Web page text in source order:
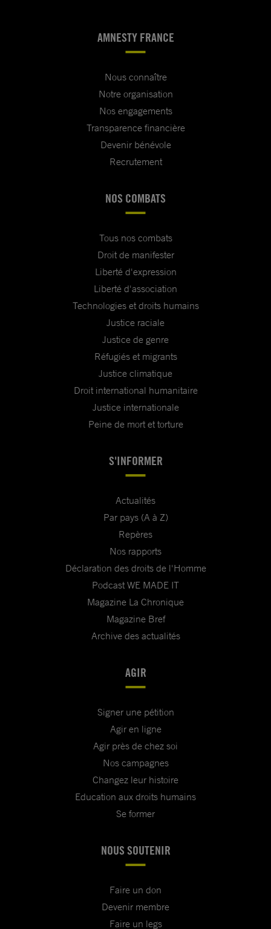
AMNESTY FRANCE
Nous connaître
Notre organisation
Nos engagements
Transparence financière
Devenir bénévole
Recrutement
NOS COMBATS
Tous nos combats
Droit de manifester
Liberté d'expression
Liberté d'association
Technologies et droits humains
Justice raciale
Justice de genre
Réfugiés et migrants
Justice climatique
Droit international humanitaire
Justice internationale
Peine de mort et torture
S'INFORMER
Actualités
Par pays (A à Z)
Repères
Nos rapports
Déclaration des droits de l'Homme
Podcast WE MADE IT
Magazine La Chronique
Magazine Bref
Archive des actualités
AGIR
Signer une pétition
Agir en ligne
Agir près de chez soi
Nos campagnes
Changez leur histoire
Education aux droits humains
Se former
NOUS SOUTENIR
Faire un don
Devenir membre
Faire un legs